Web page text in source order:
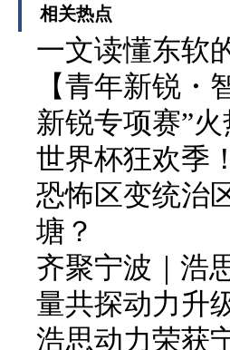
相关热点
一文读懂东软
【青年新锐・
新锐专项赛”火
世界杯狂欢季
恐怖区变统治
塘？
齐聚宁波｜浩
量共探动力升
浩思动力荣获